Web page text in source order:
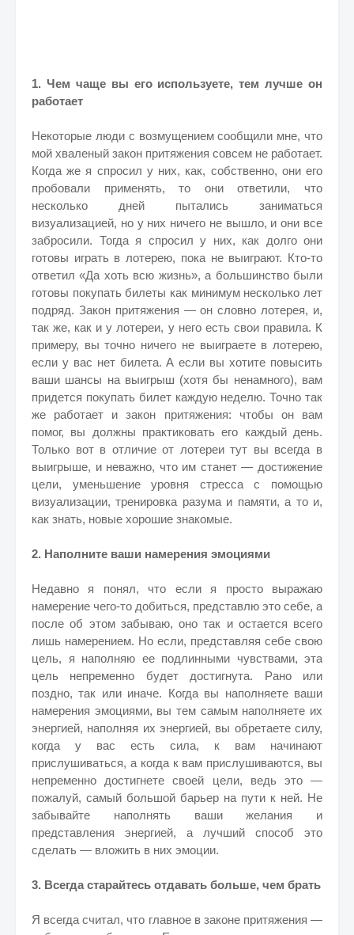
1. Чем чаще вы его используете, тем лучше он
работает
Некоторые люди с возмущением сообщили мне, что
мой хваленый закон притяжения совсем не работает.
Когда же я спросил у них, как, собственно, они его
пробовали применять, то они ответили, что
несколько дней пытались заниматься
визуализацией, но у них ничего не вышло, и они все
забросили. Тогда я спросил у них, как долго они
готовы играть в лотерею, пока не выиграют. Кто-то
ответил «Да хоть всю жизнь», а большинство были
готовы покупать билеты как минимум несколько лет
подряд. Закон притяжения — он словно лотерея, и,
так же, как и у лотереи, у него есть свои правила. К
примеру, вы точно ничего не выиграете в лотерею,
если у вас нет билета. А если вы хотите повысить
ваши шансы на выигрыш (хотя бы ненамного), вам
придется покупать билет каждую неделю. Точно так
же работает и закон притяжения: чтобы он вам
помог, вы должны практиковать его каждый день.
Только вот в отличие от лотереи тут вы всегда в
выигрыше, и неважно, что им станет — достижение
цели, уменьшение уровня стресса с помощью
визуализации, тренировка разума и памяти, а то и,
как знать, новые хорошие знакомые.
2. Наполните ваши намерения эмоциями
Недавно я понял, что если я просто выражаю
намерение чего-то добиться, представлю это себе, а
после об этом забываю, оно так и остается всего
лишь намерением. Но если, представляя себе свою
цель, я наполняю ее подлинными чувствами, эта
цель непременно будет достигнута. Рано или
поздно, так или иначе. Когда вы наполняете ваши
намерения эмоциями, вы тем самым наполняете их
энергией, наполняя их энергией, вы обретаете силу,
когда у вас есть сила, к вам начинают
прислушиваться, а когда к вам прислушиваются, вы
непременно достигнете своей цели, ведь это —
пожалуй, самый большой барьер на пути к ней. Не
забывайте наполнять ваши желания и
представления энергией, а лучший способ это
сделать — вложить в них эмоции.
3. Всегда старайтесь отдавать больше, чем брать
Я всегда считал, что главное в законе притяжения —